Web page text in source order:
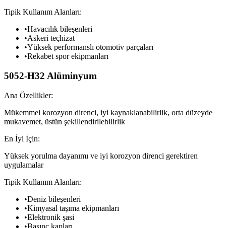
Tipik Kullanım Alanları:
•Havacılık bileşenleri
•Askeri teçhizat
•Yüksek performanslı otomotiv parçaları
•Rekabet spor ekipmanları
5052-H32 Alüminyum
Ana Özellikler:
Mükemmel korozyon direnci, iyi kaynaklanabilirlik, orta düzeyde
mukavemet, üstün şekillendirilebilirlik
En İyi İçin:
Yüksek yorulma dayanımı ve iyi korozyon direnci gerektiren
uygulamalar
Tipik Kullanım Alanları:
•Deniz bileşenleri
•Kimyasal taşıma ekipmanları
•Elektronik şasi
•Basınç kapları